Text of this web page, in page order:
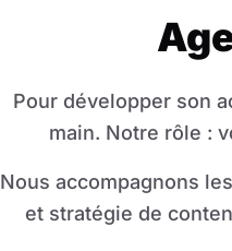
Pour développer son
main. Notre rôle :
Nous accompagnons
et stratégie de